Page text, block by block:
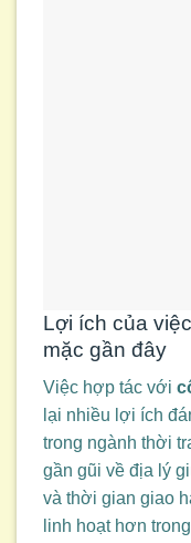
Lợi ích của
mặc gần đây
Việc hợp tác với
lại nhiều lợi ích
trong ngành thời
gần gũi về địa lý
và thời gian giao
linh hoạt hơn